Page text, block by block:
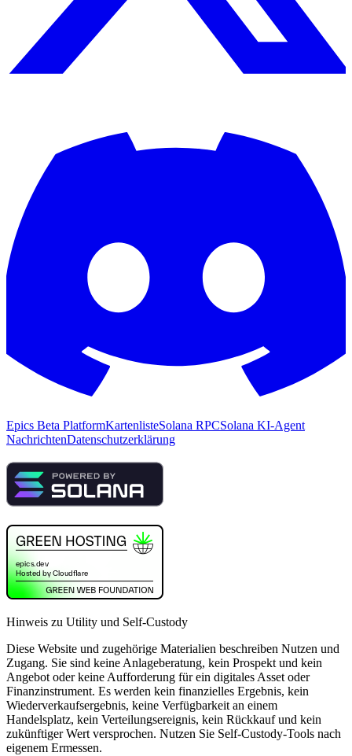
Epics Beta PlatformKartenlisteSolana RPCSolana KI-Agent
NachrichtenDatenschutzerklärung
Hinweis zu Utility und Self-Custody
Diese Website und zugehörige Materialien beschreiben Nutzen und
Zugang. Sie sind keine Anlageberatung, kein Prospekt und kein
Angebot oder keine Aufforderung für ein digitales Asset oder
Finanzinstrument. Es werden kein finanzielles Ergebnis, kein
Wiederverkaufsergebnis, keine Verfügbarkeit an einem
Handelsplatz, kein Verteilungsereignis, kein Rückkauf und kein
zukünftiger Wert versprochen. Nutzen Sie Self-Custody-Tools nach
eigenem Ermessen.